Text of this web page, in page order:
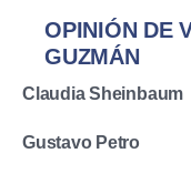
OPINIÓN DE
GUZMÁN
Claudia Sheinbaum
Gustavo Petro